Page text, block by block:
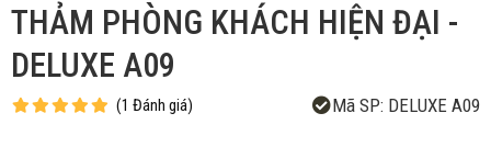
THẢM PHÒNG KHÁCH HIỆN ĐẠI -
DELUXE A09
(1 Đánh giá) Mã SP: DELUXE A09